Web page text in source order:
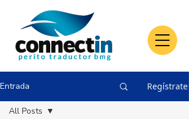
Entrada Regístrate
All Posts